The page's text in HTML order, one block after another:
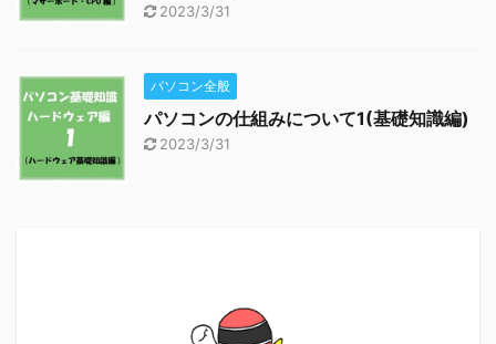
2023/3/31
パソコン全般
パソコンの仕組みについて1(基礎知識編)
2023/3/31